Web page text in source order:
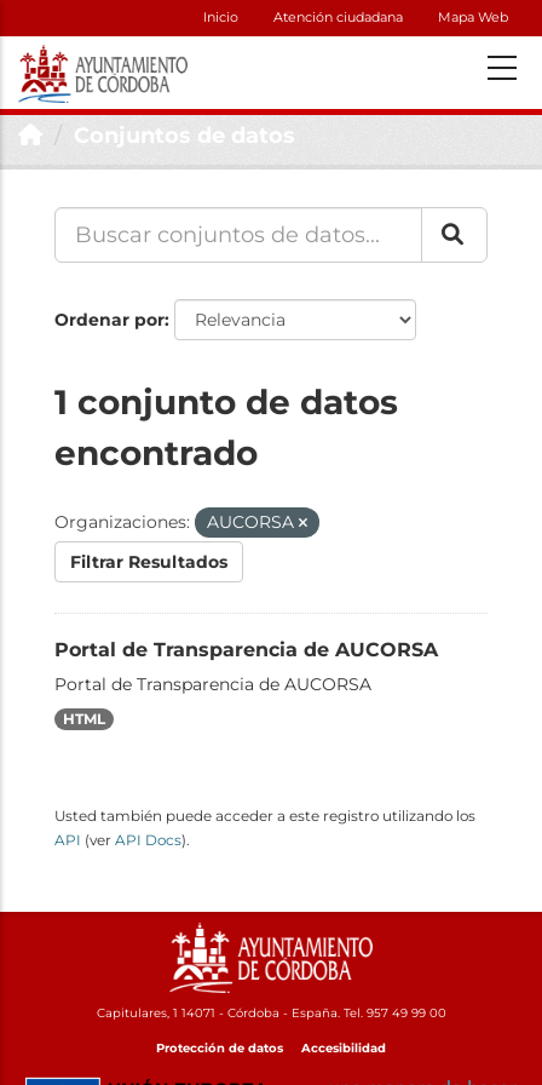
Inicio Atención ciudadana Mapa Web
Conjuntos de datos
Ordenar por
1 conjunto de datos
encontrado
Organizaciones:
AUCORSA
Filtrar Resultados
Portal de Transparencia de AUCORSA
Portal de Transparencia de AUCORSA
HTML
Usted también puede acceder a este registro utilizando los
API (ver API Docs).
Capitulares, 1 14071 - Córdoba - España. Tel. 957 49 99 00
Protección de datos Accesibilidad